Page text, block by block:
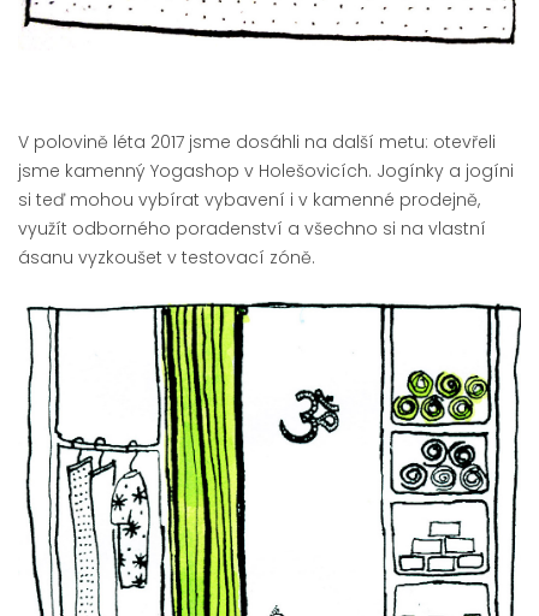
V polovině léta 2017 jsme dosáhli na další metu: otevřeli
jsme kamenný Yogashop v Holešovicích. Jogínky a jogíni
si teď mohou vybírat vybavení i v kamenné prodejně,
využít odborného poradenství a všechno si na vlastní
ásanu vyzkoušet v testovací zóně.